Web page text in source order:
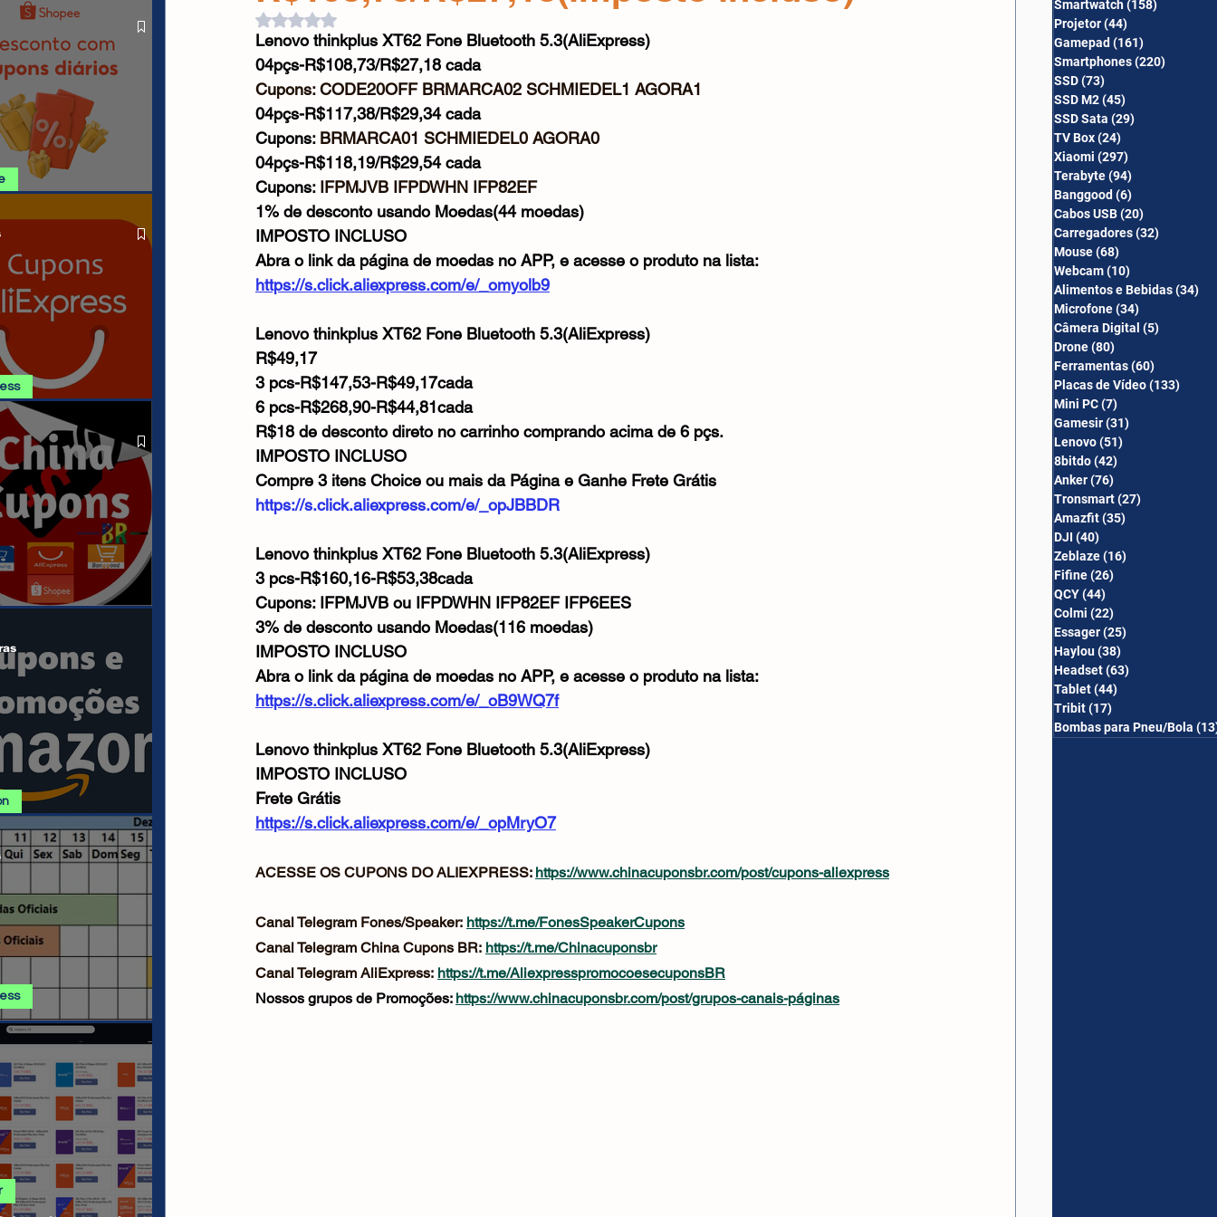
PROMOÇÕES AMAZON
- Calendário de
AGOSTO 2026
Cabos USB Carregadores
Avaliado com NaN de 5 estrelas.
Lenovo thinkplus XT62 Fone Bluetooth 5.3(AliExpress)
04pçs-R$108,73/R$27,18 cada
Cupons: CODE20OFF BRMARCA02 SCHMIEDEL1 AGORA1
04pçs-R$117,38/R$29,34 cada
Cupons: BRMARCA01 SCHMIEDEL0 AGORA0
04pçs-R$118,19/R$29,54 cada
Cupons: IFPMJVB IFPDWHN IFP82EF
1% de desconto usando Moedas(44 moedas)
IMPOSTO INCLUSO
Abra o link da página de moedas no APP, e acesse o produto na lista:
https://s.click.aliexpress.com/e/_omyolb9
Lenovo thinkplus XT62 Fone Bluetooth 5.3(AliExpress)
R$49,17
3 pcs-R$147,53-R$49,17cada
6 pcs-R$268,90-R$44,81cada
R$18 de desconto direto no carrinho comprando acima de 6 pçs.
IMPOSTO INCLUSO
Compre 3 itens Choice ou mais da Página e Ganhe Frete Grátis
https://s.click.aliexpress.com/e/_opJBBDR
Lenovo thinkplus XT62 Fone Bluetooth 5.3(AliExpress)
3 pcs-R$160,16-R$53,38cada
Cupons: IFPMJVB ou IFPDWHN IFP82EF IFP6EES
3% de desconto usando Moedas(116 moedas)
IMPOSTO INCLUSO
Abra o link da página de moedas no APP, e acesse o produto na lista:
https://s.click.aliexpress.com/e/_oB9WQ7f
Lenovo thinkplus XT62 Fone Bluetooth 5.3(AliExpress)
IMPOSTO INCLUSO
Frete Grátis
https://s.click.aliexpress.com/e/_opMryO7
ACESSE OS CUPONS DO ALIEXPRESS: https://www.chinacuponsbr.com/post/cupons-aliexpress
Canal Telegram Fones/Speaker: https://t.me/FonesSpeakerCupons
Canal Telegram China Cupons BR: https://t.me/Chinacuponsbr
Canal Telegram AliExpress: https://t.me/AliexpresspromocoesecuponsBR
Nossos grupos de Promoções: https://www.chinacuponsbr.com/post/grupos-canais-páginas
Smartwatch(158)
Projetor(44)
Gamepad (161)
Smartphones(220)
SSD(73)
SSD M2(45)
SSD Sata (29)
TV Box(24)
Xiaomi (297)
Terabyte(94)
Banggood (6)
Cabos USB(20)
Carregadores(32)
Mouse(68)
Webcam(10)
Alimentos e Bebidas(34)
Microfone(34)
Câmera Digital (5)
Drone(80)
Ferramentas(60)
Placas de Vídeo(133)
Mini PC(7)
Gamesir(31)
Lenovo(51)
8bitdo(42)
Anker(76)
Tronsmart(27)
Amazfit(35)
DJI (40)
Zeblaze(16)
Fifine(26)
QCY(44)
Colmi (22)
Essager(25)
Haylou(38)
Headset(63)
Tablet(44)
Tribit(17)
Bombas para Pneu/Bola